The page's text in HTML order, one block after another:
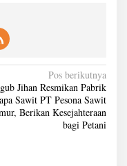
Pos berikutnya
Jihan Resmikan Pabrik
Sawit PT Pesona Sawit
Berikan Kesejahteraan
bagi Petani